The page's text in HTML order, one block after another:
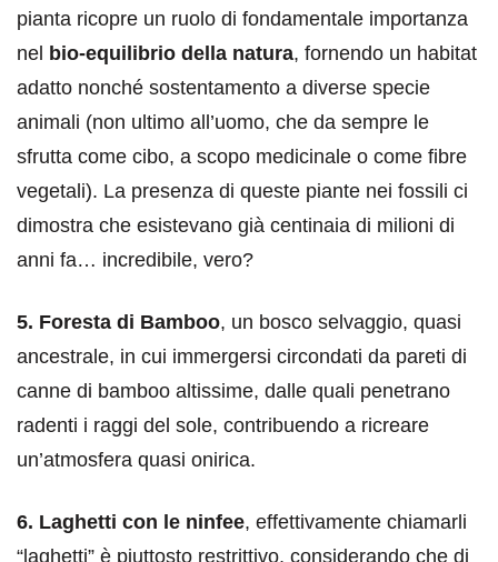
pianta ricopre un ruolo di fondamentale importanza
nel bio-equilibrio della natura, fornendo un habitat
adatto nonché sostentamento a diverse specie
animali (non ultimo all’uomo, che da sempre le
sfrutta come cibo, a scopo medicinale o come fibre
vegetali). La presenza di queste piante nei fossili ci
dimostra che esistevano già centinaia di milioni di
anni fa… incredibile, vero?
5. Foresta di Bamboo, un bosco selvaggio, quasi
ancestrale, in cui immergersi circondati da pareti di
canne di bamboo altissime, dalle quali penetrano
radenti i raggi del sole, contribuendo a ricreare
un’atmosfera quasi onirica.
6. Laghetti con le ninfee, effettivamente chiamarli
“laghetti” è piuttosto restrittivo, considerando che di